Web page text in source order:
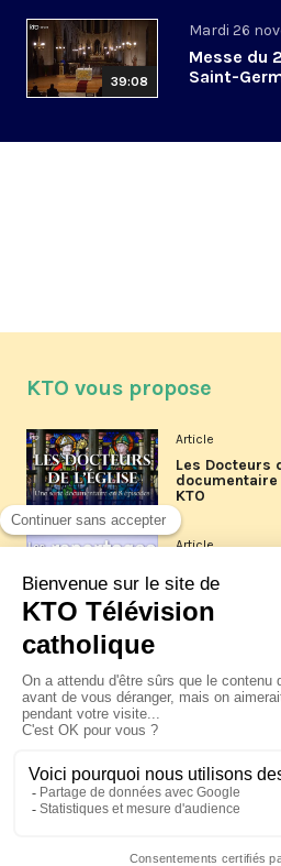
39:08
Mardi 26
Messe du
Saint-
KTO vous propose
Article
Les Docteurs
KTO
Article
Les
La visite
XIV à Assise
jeudi 6 août
Le pape en
Pérou du 6 au